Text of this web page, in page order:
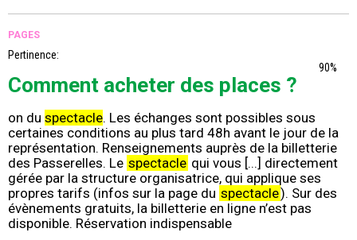
PAGES
Pertinence:
90%
Comment acheter des places ?
on du spectacle. Les échanges sont possibles sous
certaines conditions au plus tard 48h avant le jour de la
représentation. Renseignements auprès de la billetterie
des Passerelles. Le spectacle qui vous [...] directement
gérée par la structure organisatrice, qui applique ses
propres tarifs (infos sur la page du spectacle). Sur des
évènements gratuits, la billetterie en ligne n’est pas
disponible. Réservation indispensable